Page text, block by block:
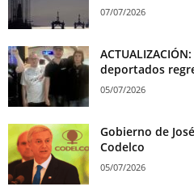
07/07/2026
deportados
05/07/2026
Gobierno de
Codelco
05/07/2026